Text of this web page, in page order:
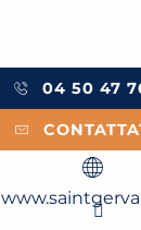
04 50 47